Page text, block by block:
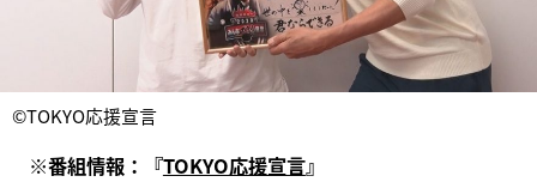
©TOKYO応援宣言
※番組情報：『TOKYO応援宣言』